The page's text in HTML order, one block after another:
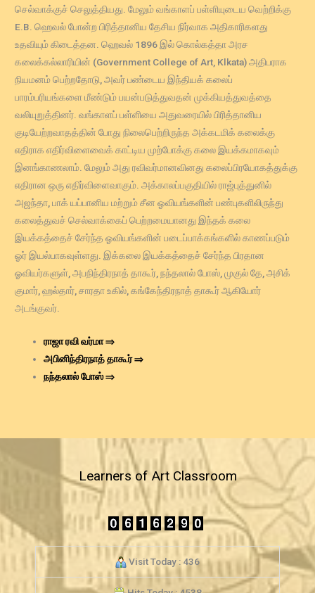
செல்வாக்குச் செலுத்தியது. மேலும் வங்காளப் பள்ளியுடைய வெற்றிக்கு
E.B. ஹெவல் போன்ற பிரித்தானிய தேசிய நிர்வாக அதிகாரிகளது
உதவியும் கிடைத்தன. ஹெவல் 1896 இல் கொல்கத்தா அரச
கலைக்கல்லாரியின் (Government College of Art, Klkata) அதிபராக
நியமனம் பெற்றதோடு, அவர் பண்டைய இந்தியக் கலைப்
பாரம்பரியங்களை மீண்டும் பயன்படுத்துவதன் முக்கியத்துவத்தை
வலியுறுத்தினர். வங்காளப் பள்ளியை அதுவரையில் பிரித்தானிய
குடியேற்றவாதத்தின் போது நிலைபெற்றிருந்த அக்கடமிக் கலைக்கு
எதிராக எதிர்விளைவைக் காட்டிய முற்போக்கு கலை இயக்கமாகவும்
இனங்காணலாம். மேலும் அது ரவிவர்மானவினது கலைப்பிரயோகத்துக்கு
எதிரான ஒரு எதிர்விளைவாகும். அக்காலப்பகுதியில் ராஜ்புத்துனில்
அஜந்தா, பாக் யப்பானிய மற்றும் சீன ஓவியங்களின் பண்புகளிலிருந்து
கலைத்துவச் செல்வாக்கைப் பெற்றமையானது இந்தக் கலை
இயக்கத்தைச் சேர்ந்த ஓவியங்களின் படைப்பாக்கங்களில் காணப்படும்
ஓர் இயல்பாகவுள்ளது. இக்கலை இயக்கத்தைச் சேர்ந்த பிரதான
ஓவியர்களுள், அபநிந்திரநாத் தாகூர், நந்தலால் போஸ், முகுல் தே, அசிக்
குமார், ஹல்தார், சாரதா உகில், கங்கேந்திரநாத் தாகூர் ஆகியோர்
அடங்குவர்.
ராஜா ரவி வர்மா ⇒
அபினிந்திரநாத் தாகூர் ⇒
நந்தலால் போஸ்⇒
Learners of Art Classroom
Visit Today : 436